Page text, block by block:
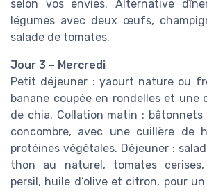
selon vos envies. Alternative
légumes avec deux œufs,
salade de tomates.
Jour 3 – Mercredi
Petit déjeuner : yaourt nature ou
banane coupée en rondelles et une
de chia. Collation matin :
concombre, avec une cuillère de
protéines végétales. Déjeuner :
thon au naturel, tomates cerises,
persil, huile d’olive et citron, pour